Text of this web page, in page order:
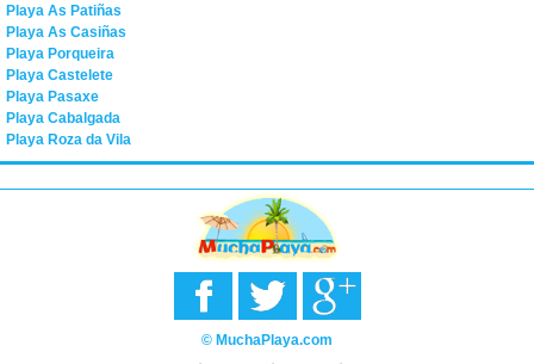
Playa As Patiñas
Playa As Casiñas
Playa Porqueira
Playa Castelete
Playa Pasaxe
Playa Cabalgada
Playa Roza da Vila
© MuchaPlaya.com